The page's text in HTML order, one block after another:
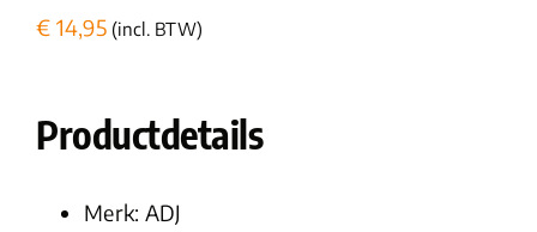
€ 14,95 (incl. BTW)
Productdetails
Merk: ADJ